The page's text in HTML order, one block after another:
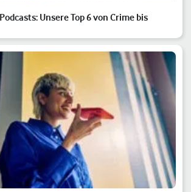
Unsere Top 6 von Crime bis